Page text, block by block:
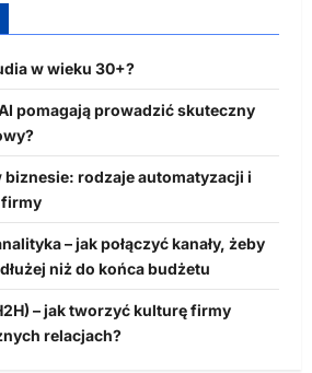
w wieku 30+?
pomagają prowadzić skuteczny
biznesie: rodzaje automatyzacji i
firmy
– jak połączyć kanały, żeby
niż do końca budżetu
– jak tworzyć kulturę firmy
relacjach?